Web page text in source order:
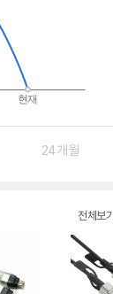
24개월
전체보기